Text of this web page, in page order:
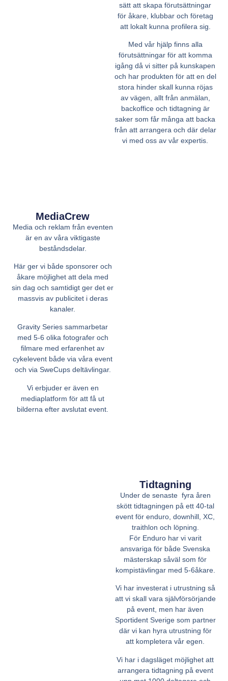
sätt att skapa förutsättningar
för åkare, klubbar och företag
att lokalt kunna profilera sig.
Med vår hjälp finns alla
förutsättningar för att komma
igång då vi sitter på kunskapen
och har produkten för att en del
stora hinder skall kunna röjas
av vägen, allt från anmälan,
backoffice och tidtagning är
saker som får många att backa
från att arrangera och där delar
vi med oss av vår expertis.
MediaCrew
Media och reklam från eventen
är en av våra viktigaste
beståndsdelar.
Här ger vi både sponsorer och
åkare möjlighet att dela med
sin dag och samtidigt ger det er
massvis av publicitet i deras
kanaler.
Gravity Series sammarbetar
med 5-6 olika fotografer och
filmare med erfarenhet av
cykelevent både via våra event
och via SweCups deltävlingar.
Vi erbjuder er även en
mediaplatform för att få ut
bilderna efter avslutat event.
Tidtagning
Under de senaste fyra åren
skött tidtagningen på ett 40-tal
event för enduro, downhill, XC,
traithlon och löpning.
För Enduro har vi varit
ansvariga för både Svenska
mästerskap såväl som för
kompistävlingar med 5-6åkare.
Vi har investerat i utrustning så
att vi skall vara självförsörjande
på event, men har även
Sportident Sverige som partner
där vi kan hyra utrustning för
att kompletera vår egen.
Vi har i dagsläget möjlighet att
arrangera tidtagning på event